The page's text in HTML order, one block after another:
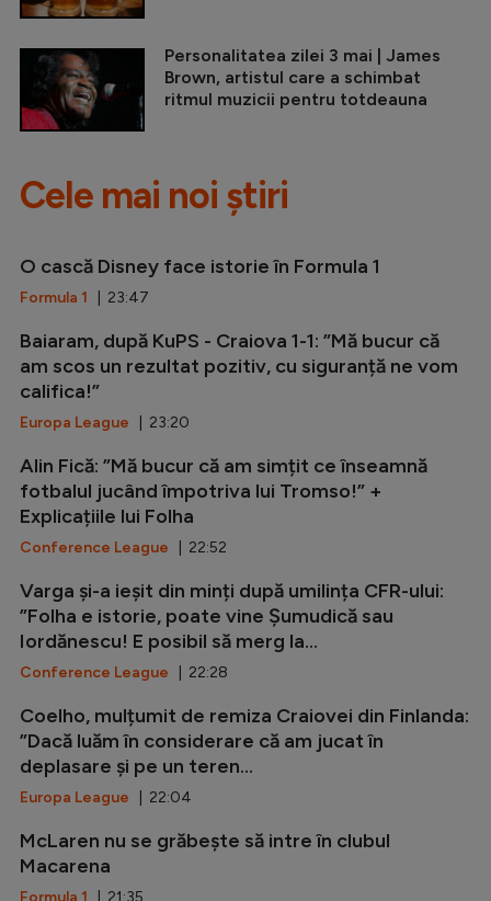
Personalitatea zilei 3 mai | James
Brown, artistul care a schimbat
ritmul muzicii pentru totdeauna
Cele mai noi știri
O cască Disney face istorie în Formula 1
Formula 1 | 23:47
Baiaram, după KuPS - Craiova 1-1: ”Mă bucur că
am scos un rezultat pozitiv, cu siguranță ne vom
califica!”
Europa League | 23:20
Alin Fică: ”Mă bucur că am simțit ce înseamnă
fotbalul jucând împotriva lui Tromso!” +
Explicațiile lui Folha
Conference League | 22:52
Varga și-a ieșit din minți după umilința CFR-ului:
”Folha e istorie, poate vine Șumudică sau
Iordănescu! E posibil să merg la...
Conference League | 22:28
Coelho, mulțumit de remiza Craiovei din Finlanda:
”Dacă luăm în considerare că am jucat în
deplasare și pe un teren...
Europa League | 22:04
McLaren nu se grăbește să intre în clubul
Macarena
Formula 1 | 21:35